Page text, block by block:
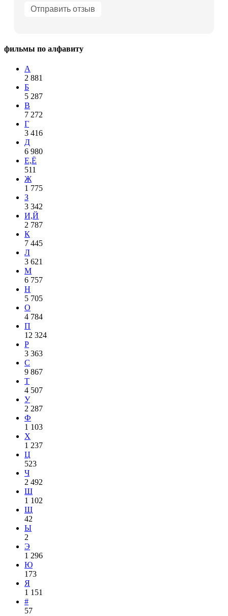
фильмы по алфавиту
А
2 881
Б
5 287
В
7 272
Г
3 416
Д
6 980
Е,Ё
511
Ж
1 775
З
3 342
И,Й
2 787
К
7 445
Л
3 621
М
6 757
Н
5 705
О
4 784
П
12 324
Р
3 363
С
9 867
Т
4 507
У
2 287
Ф
1 103
Х
1 237
Ц
523
Ч
2 492
Ш
1 102
Щ
42
Ы
2
Э
1 296
Ю
173
Я
1 151
#
57